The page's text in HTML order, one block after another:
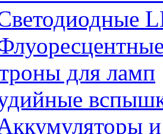
для ламп